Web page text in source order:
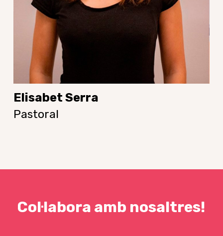
Elisabet Serra
Pastoral
Col·labora amb nosaltres!